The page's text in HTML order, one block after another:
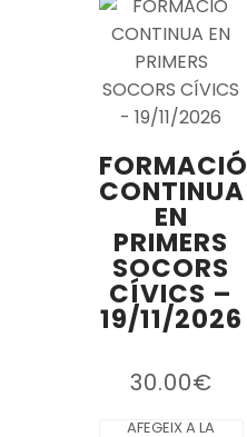
FORMACIÓ
CONTINUA
EN
PRIMERS
SOCORS
CÍVICS –
19/11/2026
30.00€
AFEGEIX A LA